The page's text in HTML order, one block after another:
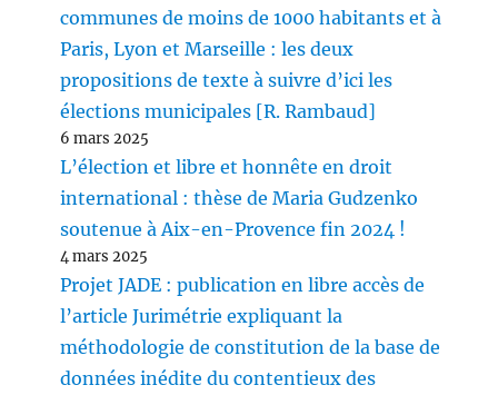
communes de moins de 1000 habitants et à
Paris, Lyon et Marseille : les deux
propositions de texte à suivre d’ici les
élections municipales [R. Rambaud]
6 mars 2025
L’élection et libre et honnête en droit
international : thèse de Maria Gudzenko
soutenue à Aix-en-Provence fin 2024 !
4 mars 2025
Projet JADE : publication en libre accès de
l’article Jurimétrie expliquant la
méthodologie de constitution de la base de
données inédite du contentieux des